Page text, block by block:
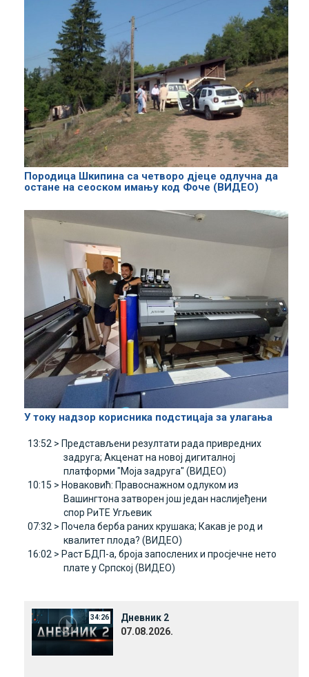
Породица Шкипина са четворо дјеце одлучна да
остане на сеоском имању код Фоче (ВИДЕО)
У току надзор корисника подстицаја за улагања
13:52 > Представљени резултати рада привредних
задруга; Акценат на новој дигиталној
платформи "Моја задруга" (ВИДЕО)
10:15 > Новаковић: Правоснажном одлуком из
Вашингтона затворен још један наслијеђени
спор РиТЕ Угљевик
07:32 > Почела берба раних крушака; Какав је род и
квалитет плода? (ВИДЕО)
16:02 > Раст БДП-а, броја запослених и просјечне нето
плате у Српској (ВИДЕО)
34:26
Дневник 2
07.08.2026.